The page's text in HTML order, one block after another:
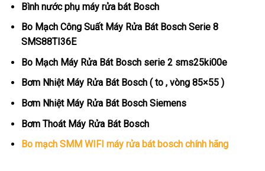
Bình nước phụ máy rửa bát Bosch
Bo Mạch Công Suất Máy Rửa Bát Bosch Serie 8
SMS88TI36E
Bo Mạch Máy Rửa Bát Bosch serie 2 sms25ki00e
Bơm Nhiệt Máy Rửa Bát Bosch ( to , vòng 85×55 )
Bơm Nhiệt Máy Rửa Bát Bosch Siemens
Bơm Thoát Máy Rửa Bát Bosch
Bo mạch SMM WIFI máy rửa bát bosch chính hãng